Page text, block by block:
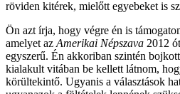
röviden kitérek, mielőtt egyebeket is
Ön azt írja, hogy végre én is
amelyet az Amerikai Népszava 2012
egyszerű. Én akkoriban szintén
kialakult vitában be kellett látnom,
körültekintő. Ugyanis a választások